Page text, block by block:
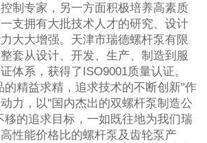
制专家，另一方面积极培养高素质
支拥有大批技术人才的研究、设计
大大增强。天津市瑞德螺杆泵有限
套从设计、开发、生产、制造到服
体系，获得了ISO9001质量认证。
的精益求精，追求技术的不断创新"作
力，以"国内杰出的双螺杆泵制造公
移的追求目标，一如既往地为我们瑞
性能价格比的螺杆泵及齿轮泵产